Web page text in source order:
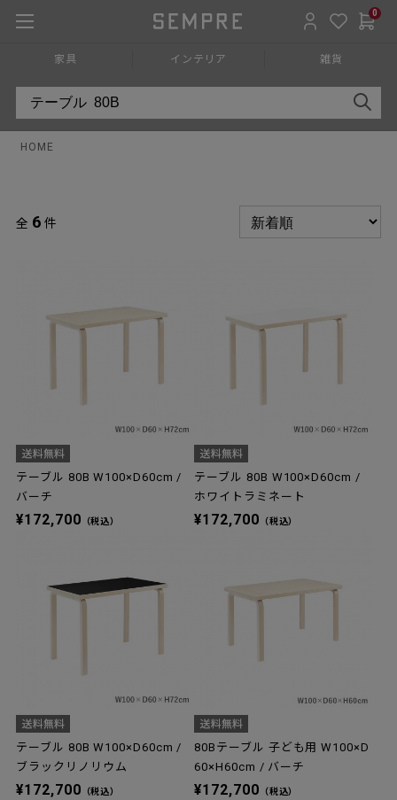
0
家具 インテリア 雑貨
HOME
全 6 件
テーブル 80B W100×D60cm /
バーチ
¥172,700 （税込）
テーブル 80B W100×D60cm /
ホワイトラミネート
¥172,700 （税込）
テーブル 80B W100×D60cm /
ブラックリノリウム
¥172,700 （税込）
80Bテーブル 子ども用 W100×D
60×H60cm / バーチ
¥172,700 （税込）